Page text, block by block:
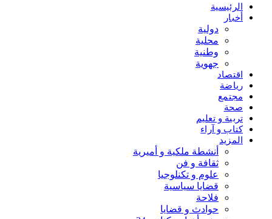
الرئيسية
أخبار
دولية
محلية
وطنية
جهوية
اقتصاد
رياضة
مجتمع
صحة
تربية و تعليم
كتاب و آراء
المزيد
أنشطة ملكية و أميرية
ثقافة و فن
علوم و تكنلوجيا
قضايا سياسية
فلاحة
حوادث و قضايا